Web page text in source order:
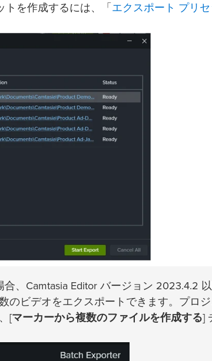
を作成するには、「 エクスポート プリ
合、Camtasia Editor バージョン 2023.4.2
のビデオをエクスポートできます。プロジ
[マーカーから複数のファイルを作成する]